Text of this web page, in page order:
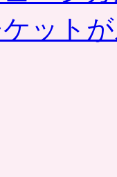
ット